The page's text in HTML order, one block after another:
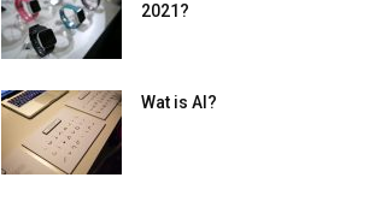
2021?
Wat is AI?